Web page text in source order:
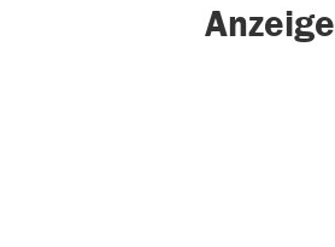
Anzeige